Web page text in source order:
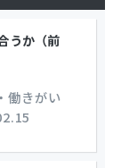
うか（前
働きがい